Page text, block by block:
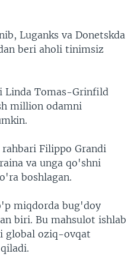
Luganks va Donetskda
beri aholi tinimsiz
Linda Tomas-Grinfild
million odamni
Filippo Grandi
va unga qo'shni
boshlagan.
miqdorda bug'doy
biri. Bu mahsulot ishlab
global oziq-ovqat